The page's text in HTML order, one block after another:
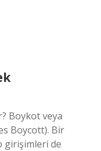
Boykot veya
Boycott). Bir
girişimleri de